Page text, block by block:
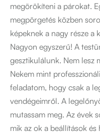
megörökíteni a párokat.
megpörgetés közben
képeknek a nagy része a
Nagyon egyszerű! A
gesztikulálunk. Nem lesz
Nekem mint
feladatom, hogy csak a
vendégeimről. A
mutassam meg. Az évek
mik az ok a beállítások